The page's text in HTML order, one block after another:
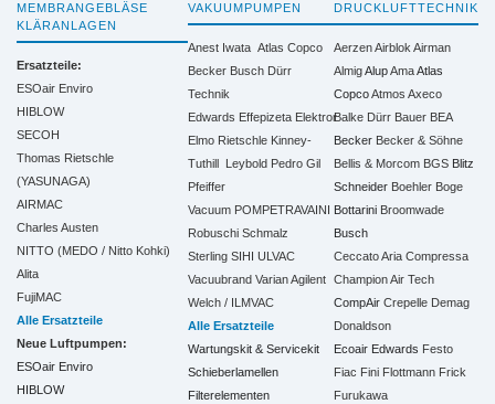
MEMBRANGEBLÄSE
KLÄRANLAGEN
Ersatzteile:
ESOair Enviro
HIBLOW
SECOH
Thomas Rietschle
(YASUNAGA)
AIRMAC
Charles Austen
NITTO (MEDO / Nitto Kohki)
Alita
FujiMAC
Alle Ersatzteile
Neue Luftpumpen:
ESOair Enviro
HIBLOW
VAKUUMPUMPEN
Anest Iwata Atlas Copco
Becker Busch Dürr
Technik
Edwards Effepizeta Elektror
Elmo Rietschle Kinney-
Tuthill
Leybold Pedro Gil
Pfeiffer
Vacuum POMPETRAVAINI
Robuschi Schmalz
Sterling SIHI
ULVAC
Vacuubrand Varian Agilent
Welch / ILMVAC
Alle Ersatzteile
Wartungskit & Servicekit
Schieberlamellen
Filterelementen
DRUCKLUFTTECHNIK
AerzenAirblok Airman
Almig Alup Ama Atlas
Copco Atmos Axeco
Balke Dürr Bauer BEA
Becker Becker & Söhne
Bellis & Morcom BGS Blitz
Schneider Boehler Boge
Bottarini Broomwade
Busch
Ceccato Aria Compressa
Champion Air Tech
CompAir Crepelle Demag
Donaldson
Ecoair Edwards Festo
Fiac Fini Flottmann Frick
Furukawa